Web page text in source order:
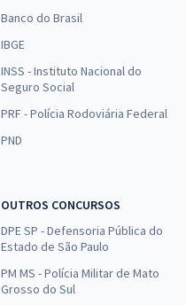
Banco do Brasil
IBGE
INSS - Instituto Nacional do
Seguro Social
PRF - Polícia Rodoviária Federal
PND
OUTROS CONCURSOS
DPE SP - Defensoria Pública do
Estado de São Paulo
PM MS - Polícia Militar de Mato
Grosso do Sul